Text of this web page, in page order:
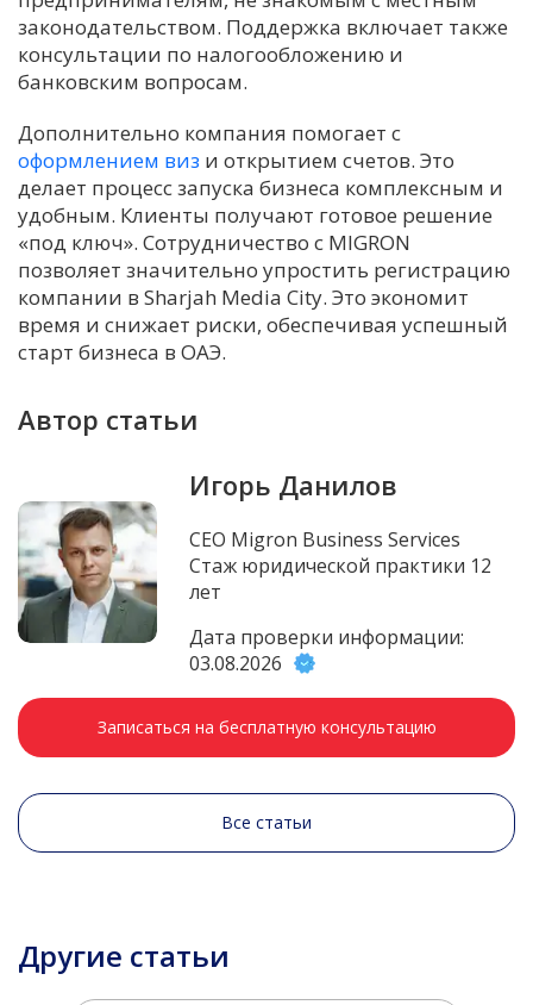
законодательством. Поддержка включает также
консультации по налогообложению и
банковским вопросам.
Дополнительно компания помогает с
оформлением виз и открытием счетов. Это
делает процесс запуска бизнеса комплексным и
удобным. Клиенты получают готовое решение
«под ключ». Сотрудничество с MIGRON
позволяет значительно упростить регистрацию
компании в Sharjah Media City. Это экономит
время и снижает риски, обеспечивая успешный
старт бизнеса в ОАЭ.
Автор статьи
Игорь Данилов
CEO Migron Business Services
Стаж юридической практики 12
лет
Дата проверки информации:
03.08.2026
Записаться на бесплатную консультацию
Все статьи
Другие статьи